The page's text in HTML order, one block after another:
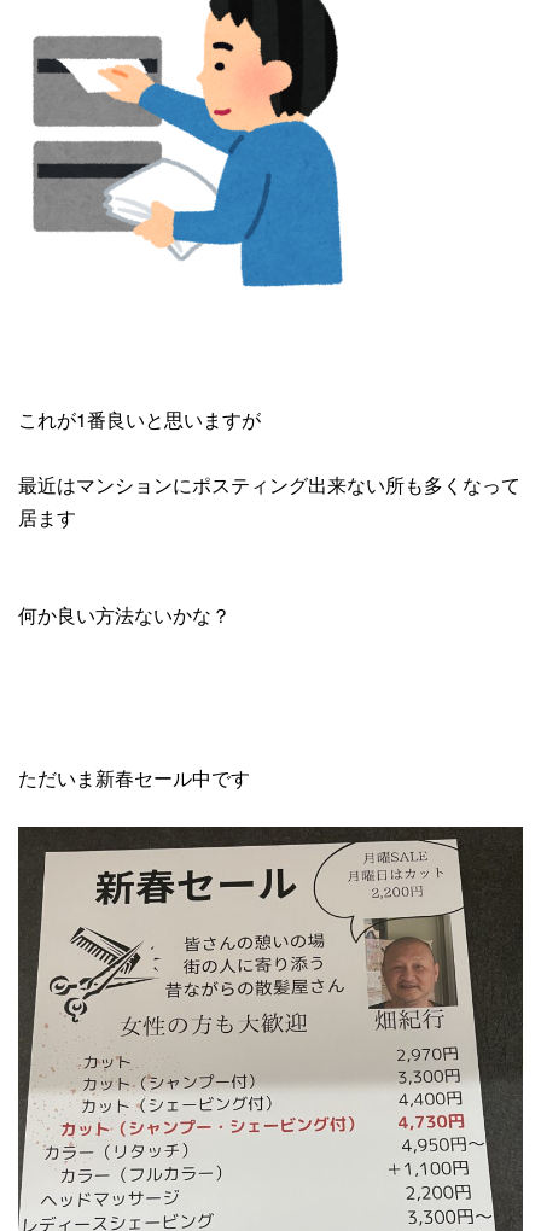
これが1番良いと思いますが
最近はマンションにポスティング出来ない所も多くなって
居ます
何か良い方法ないかな？
ただいま新春セール中です